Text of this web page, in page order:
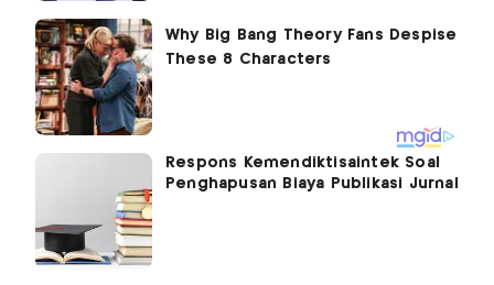
Respons Kemendiktisaintek Soal
Penghapusan Biaya Publikasi Jurnal